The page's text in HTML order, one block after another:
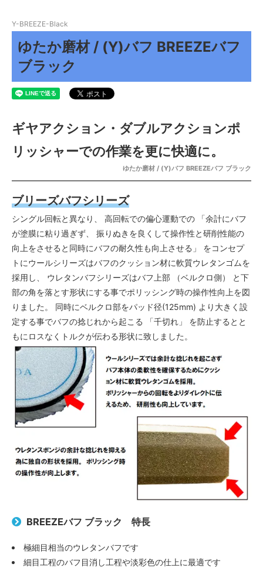
Y-BREEZE-Black
ゆたか磨材 / (Y)バフ BREEZEバフ
ブラック
ギヤアクション・ダブルアクションポ
リッシャーでの作業を更に快適に。
ゆたか磨材 / (Y)バフ BREEZEバフ ブラック
ブリーズバフシリーズ
シングル回転と異なり、 高回転での偏心運動での 「余計にバフ
が塗膜に粘り過ぎず、 振りぬきを良くして操作性と研削性能の
向上をさせると同時にバフの耐久性も向上させる」 をコンセプ
トにウールシリーズはバフのクッション材に軟質ウレタンゴムを
採用し、 ウレタンバフシリーズはバフ上部 （ベルクロ側） と下
部の角を落とす形状にする事でポリッシング時の操作性向上を図
りました。 同時にベルクロ部をパッド径(125mm) より大きく設
定する事でバフの捻じれから起こる 「千切れ」 を防止するとと
もにロスなくトルクが伝わる形状に致しました。
BREEZEバフ ブラック 特長
極細目相当のウレタンバフです
細目工程のバフ目消し工程や淡彩色の仕上に最適です